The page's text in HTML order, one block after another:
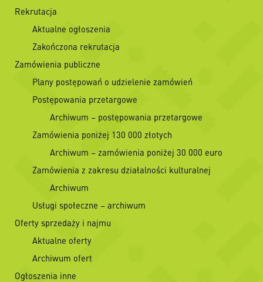
Rekrutacja
Aktualne ogłoszenia
Zakończona rekrutacja
Zamówienia publiczne
Plany postępowań o udzielenie zamówień
Postępowania przetargowe
Archiwum – postępowania przetargowe
Zamówienia poniżej 130 000 złotych
Archiwum – zamówienia poniżej 30 000 euro
Zamówienia z zakresu działalności kulturalnej
Archiwum
Usługi społeczne – archiwum
Oferty sprzedaży i najmu
Aktualne oferty
Archiwum ofert
Ogłoszenia inne